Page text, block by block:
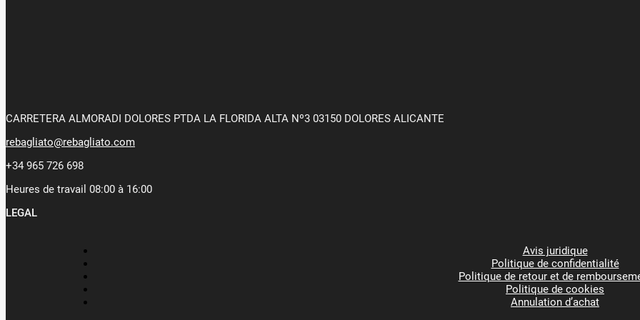
CARRETERA ALMORADI DOLORES PTDA LA FLORIDA ALTA Nº3 03150 DOLORES ALICANTE
rebagliato@rebagliato.com
+34 965 726 698
Heures de travail 08:00 à 16:00
LEGAL
Avis juridique
Politique de confidentialité
Politique de retour et de
Politique de cookies
Annulation d’achat